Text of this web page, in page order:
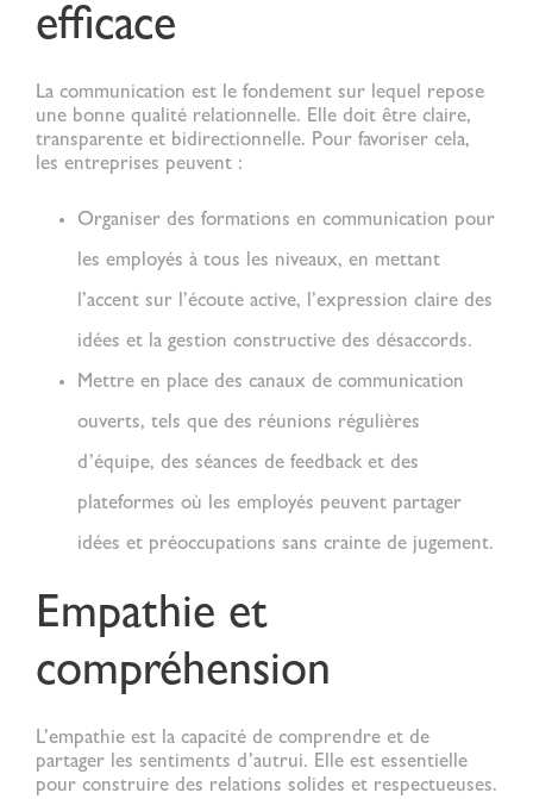
efficace
La communication est le fondement sur lequel repose
une bonne qualité relationnelle. Elle doit être claire,
transparente et bidirectionnelle. Pour favoriser cela,
les entreprises peuvent :
Organiser des formations en communication pour
les employés à tous les niveaux, en mettant
l’accent sur l’écoute active, l’expression claire des
idées et la gestion constructive des désaccords.
Mettre en place des canaux de communication
ouverts, tels que des réunions régulières
d’équipe, des séances de feedback et des
plateformes où les employés peuvent partager
idées et préoccupations sans crainte de jugement.
Empathie et
compréhension
L’empathie est la capacité de comprendre et de
partager les sentiments d’autrui. Elle est essentielle
pour construire des relations solides et respectueuses.